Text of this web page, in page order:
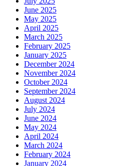
June 2025
May 2025
April 2025
March 2025
February 2025
January 2025
December 2024
November 2024
October 2024
September 2024
August 2024
July 2024
June 2024
May 2024
April 2024
March 2024
February 2024
January 2024